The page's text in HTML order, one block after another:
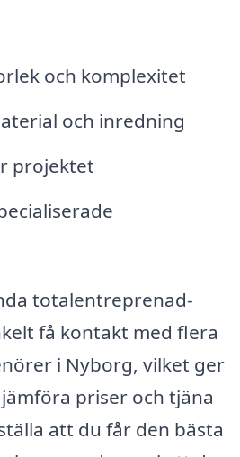
och komplexitet
och inredning
projektet
totalentreprenad-
få kontakt med flera
i Nyborg, vilket ger
priser och tjäna
att du får den bästa